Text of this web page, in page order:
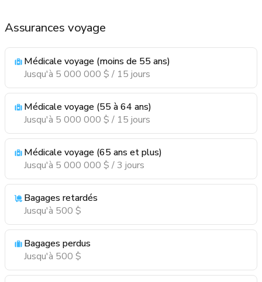
Assurances voyage
Médicale voyage (moins de 55 ans)
Jusqu'à 5 000 000 $ / 15 jours
Médicale voyage (55 à 64 ans)
Jusqu'à 5 000 000 $ / 15 jours
Médicale voyage (65 ans et plus)
Jusqu'à 5 000 000 $ / 3 jours
Bagages retardés
Jusqu'à 500 $
Bagages perdus
Jusqu'à 500 $